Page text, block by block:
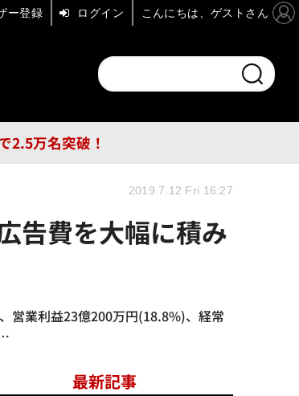
2.5万名突破！
ネル その他
告費を大幅に積み
営業利益23億200万円(18.8%)、経常
2019.7.12 Fri 16:27
最新記事
ー登録 ログイン こんにちは、ゲストさん